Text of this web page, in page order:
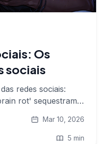
Os
sociais
redes sociais:
rot' sequestram o
digital é
Mar 10, 2026
5 min